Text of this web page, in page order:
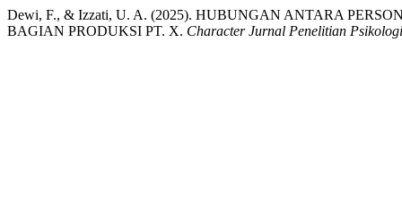
Dewi, F., & Izzati, U. A. (2025). HUBUNGAN ANTARA
BAGIAN PRODUKSI PT. X. Character Jurnal Penelitian Psikologi